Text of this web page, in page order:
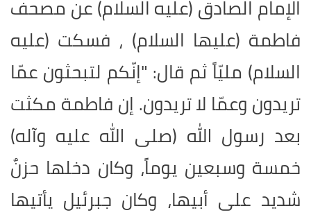
الإمام الصادق (عليه السلام) عن مصحف
فاطمة (عليها السلام) ، فسكت (عليه
السلام) مليّاً ثم قال: "إنّكم لتبحثون عمّا
تريدون وعمّا لا تريدون. إن فاطمة مكثت
بعد رسول الله (صلى الله عليه وآله)
خمسة وسبعين يوماً، وكان دخلها حزنٌ
شديد على أبيها، وكان جبرئيل يأتيها